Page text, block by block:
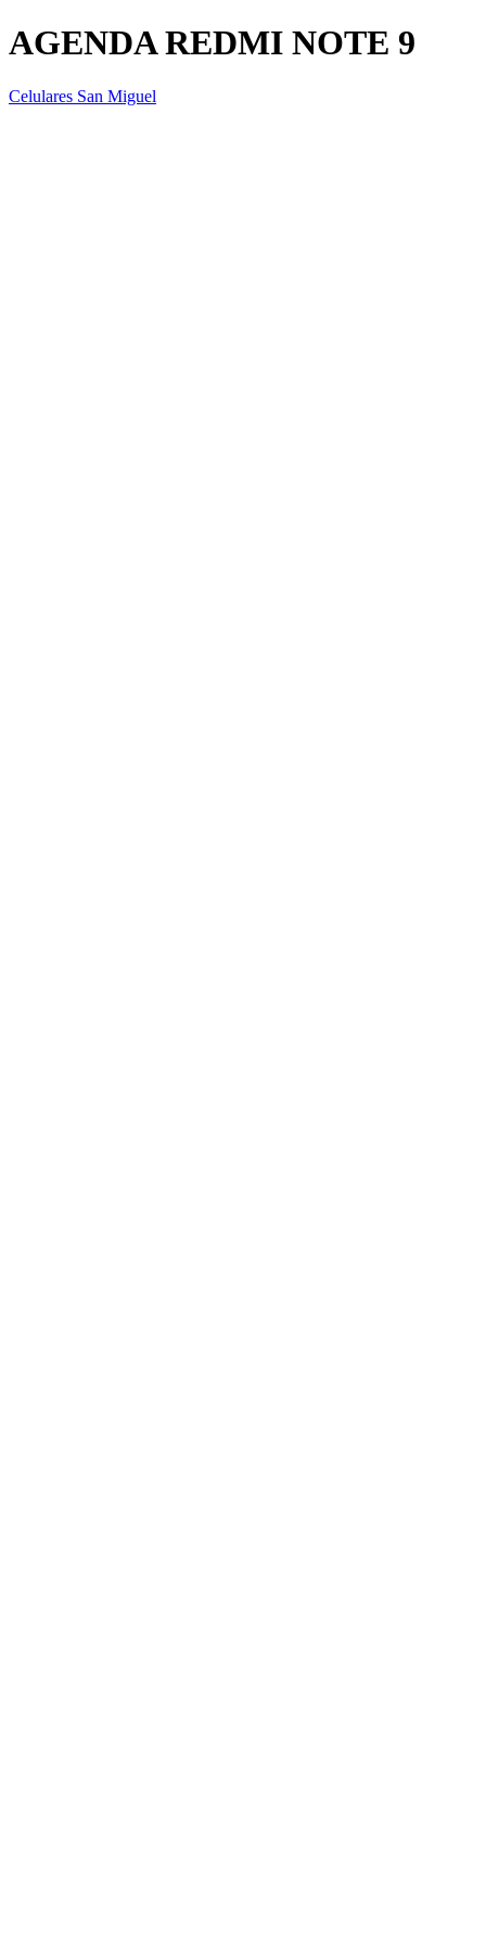
AGENDA REDMI NOTE 9
Celulares San Miguel